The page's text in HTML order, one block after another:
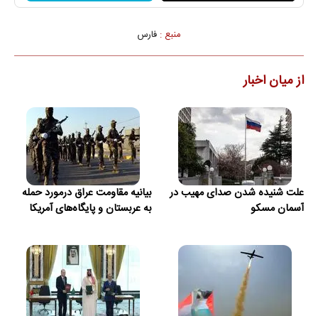
منبع : فارس
از میان اخبار
علت شنیده شدن صدای مهیب در
آسمان مسکو
بیانیه مقاومت عراق درمورد حمله
به عربستان و پایگاه‌های آمریکا